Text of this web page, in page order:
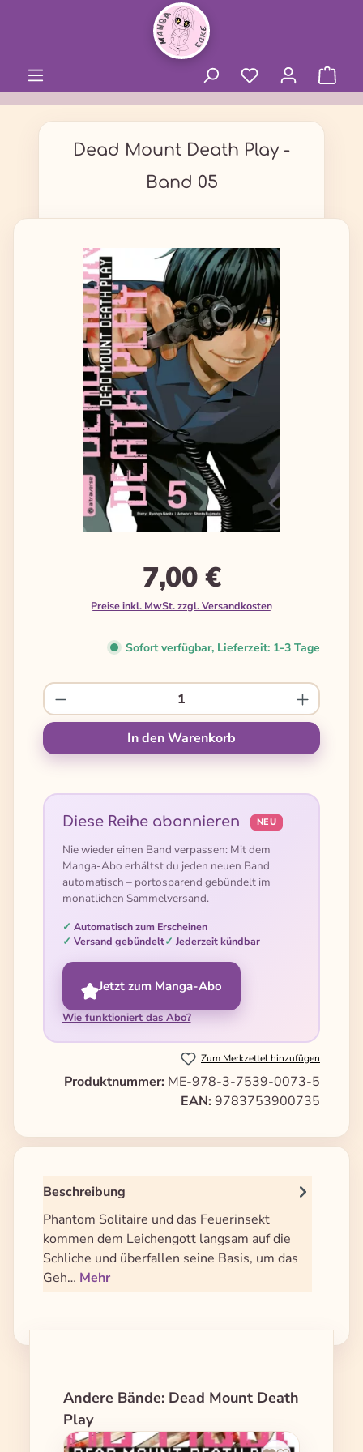
Dead Mount Death Play -
Band 05
Bildergalerie überspringen
7,00 €
Preise inkl. MwSt. zzgl. Versandkosten
Sofort verfügbar, Lieferzeit: 1-3 Tage
Produkt Anzahl: Gib den gewünschten
In den Warenkorb
Diese Reihe abonnieren NEU
Nie wieder einen Band verpassen: Mit dem
Manga-Abo erhältst du jeden neuen Band
automatisch – portosparend gebündelt im
monatlichen Sammelversand.
Automatisch zum Erscheinen
Versand gebündelt
Jederzeit kündbar
Jetzt zum Manga-Abo
Wie funktioniert das Abo?
Zum Merkzettel hinzufügen
Produktnummer: ME-978-3-7539-0073-5
EAN: 9783753900735
Beschreibung
Phantom Solitaire und das Feuerinsekt
kommen dem Leichengott langsam auf die
Schliche und überfallen seine Basis, um das
Geh… Mehr
Produktgalerie überspringen
Andere Bände: Dead Mount Death
Play